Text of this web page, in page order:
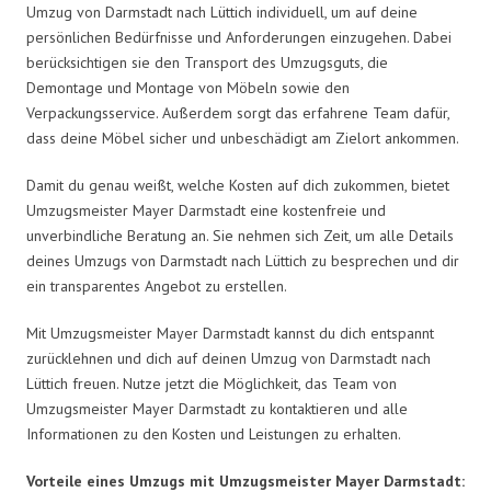
Umzug von Darmstadt nach Lüttich individuell, um auf deine
persönlichen Bedürfnisse und Anforderungen einzugehen. Dabei
berücksichtigen sie den Transport des Umzugsguts, die
Demontage und Montage von Möbeln sowie den
Verpackungsservice. Außerdem sorgt das erfahrene Team dafür,
dass deine Möbel sicher und unbeschädigt am Zielort ankommen.
Damit du genau weißt, welche Kosten auf dich zukommen, bietet
Umzugsmeister Mayer Darmstadt eine kostenfreie und
unverbindliche Beratung an. Sie nehmen sich Zeit, um alle Details
deines Umzugs von Darmstadt nach Lüttich zu besprechen und dir
ein transparentes Angebot zu erstellen.
Mit Umzugsmeister Mayer Darmstadt kannst du dich entspannt
zurücklehnen und dich auf deinen Umzug von Darmstadt nach
Lüttich freuen. Nutze jetzt die Möglichkeit, das Team von
Umzugsmeister Mayer Darmstadt zu kontaktieren und alle
Informationen zu den Kosten und Leistungen zu erhalten.
Vorteile eines Umzugs mit Umzugsmeister Mayer Darmstadt: